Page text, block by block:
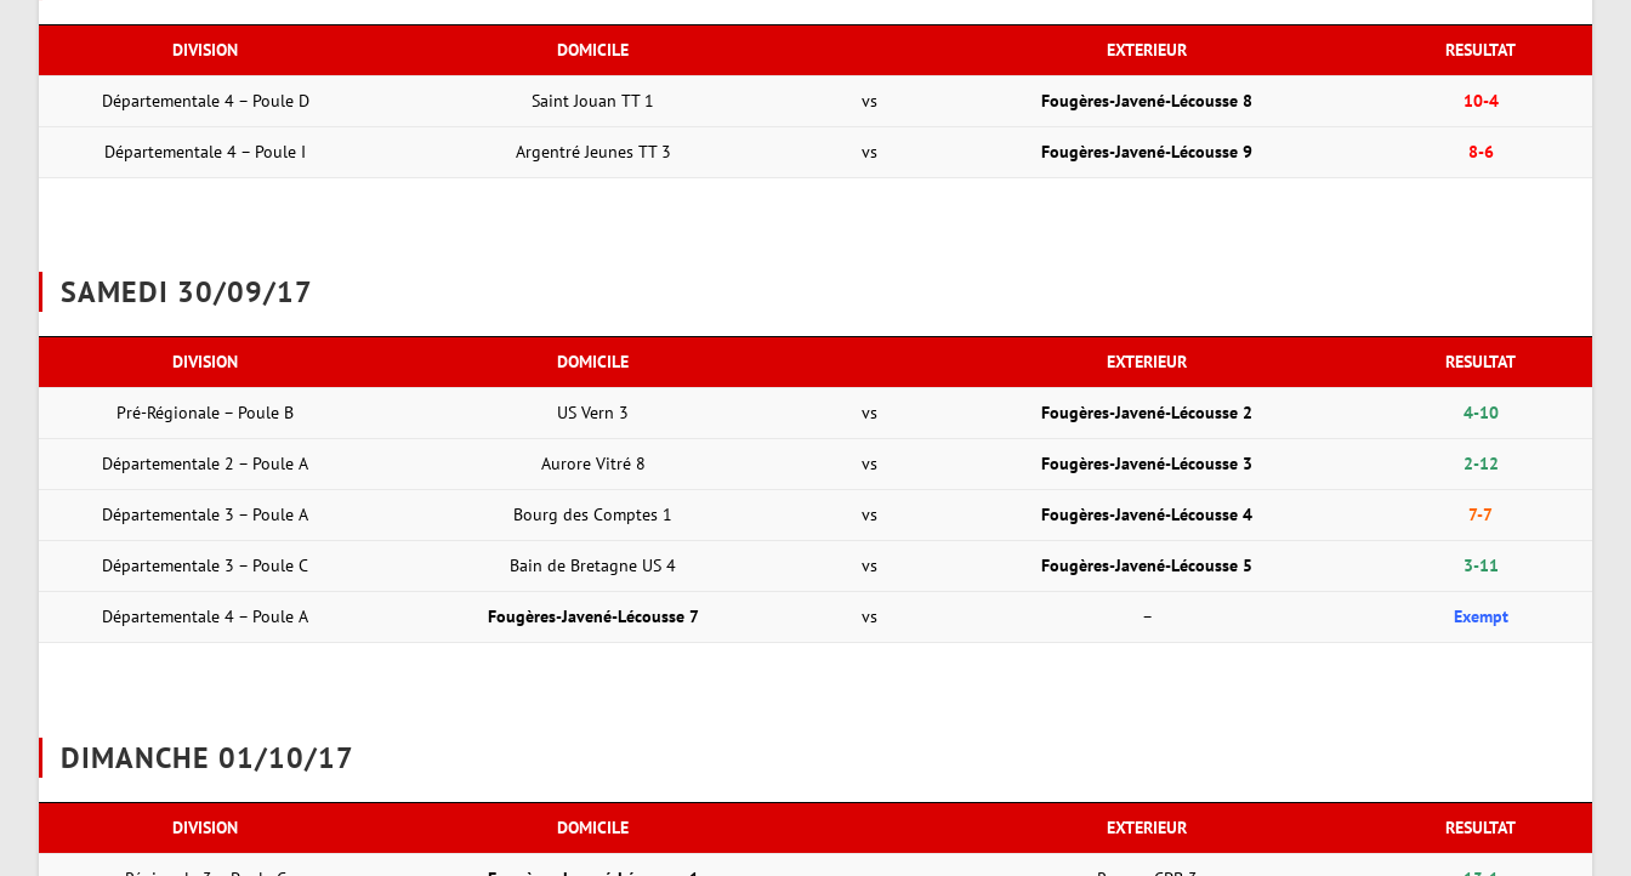
DIVISION DOMICILE EXTERIEUR RESULTAT
Départementale 4 – Poule D Saint Jouan TT 1 vs Fougères-Javené-Lécousse 8 10-4
Départementale 4 – Poule I Argentré Jeunes TT 3 vs Fougères-Javené-Lécousse 9 8-6
SAMEDI 30/09/17
DIVISION DOMICILE EXTERIEUR RESULTAT
Pré-Régionale – Poule B US Vern 3 vs Fougères-Javené-Lécousse 2 4-10
Départementale 2 – Poule A Aurore Vitré 8 vs Fougères-Javené-Lécousse 3 2-12
Départementale 3 – Poule A Bourg des Comptes 1 vs Fougères-Javené-Lécousse 4 7-7
Départementale 3 – Poule C Bain de Bretagne US 4 vs Fougères-Javené-Lécousse 5 3-11
Départementale 4 – Poule A Fougères-Javené-Lécousse 7 vs – Exempt
DIMANCHE 01/10/17
DIVISION DOMICILE EXTERIEUR RESULTAT